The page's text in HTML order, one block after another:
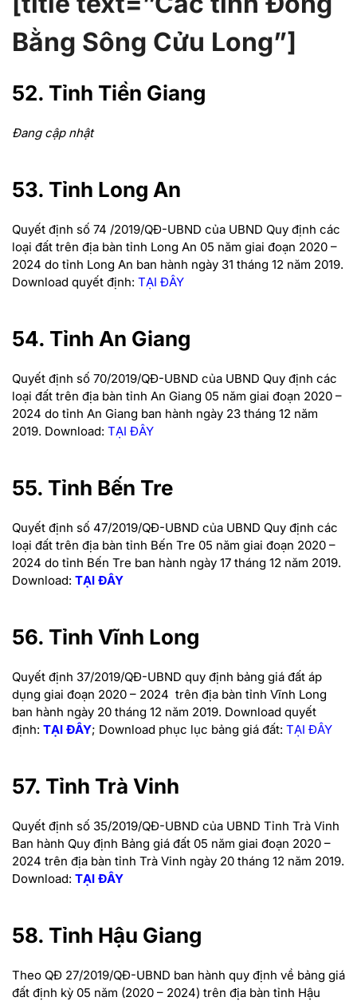
Bằng Sông Cửu Long”]
52. Tỉnh Tiền Giang
Đang cập nhật
53. Tỉnh Long An
Quyết định số 74 /2019/QĐ-UBND của UBND Quy định các
loại đất trên địa bàn tỉnh Long An 05 năm giai đoạn 2020 –
2024 do tỉnh Long An ban hành ngày 31 tháng 12 năm 2019.
Download quyết định: TẠI ĐÂY
54. Tỉnh An Giang
Quyết định số 70/2019/QĐ-UBND của UBND Quy định các
loại đất trên địa bàn tỉnh An Giang 05 năm giai đoạn 2020 –
2024 do tỉnh An Giang ban hành ngày 23 tháng 12 năm
2019. Download: TẠI ĐÂY
55. Tỉnh Bến Tre
Quyết định số 47/2019/QĐ-UBND của UBND Quy định các
loại đất trên địa bàn tỉnh Bến Tre 05 năm giai đoạn 2020 –
2024 do tỉnh Bến Tre ban hành ngày 17 tháng 12 năm 2019.
Download: TẠI ĐÂY
56. Tỉnh Vĩnh Long
Quyết định 37/2019/QĐ-UBND quy định bảng giá đất áp
dụng giai đoạn 2020 – 2024 trên địa bàn tỉnh Vĩnh Long
ban hành ngày 20 tháng 12 năm 2019. Download quyết
định: TẠI ĐÂY; Download phục lục bảng giá đất: TẠI ĐÂY
57. Tỉnh Trà Vinh
Quyết định số 35/2019/QĐ-UBND của UBND Tỉnh Trà Vinh
Ban hành Quy định Bảng giá đất 05 năm giai đoạn 2020 –
2024 trên địa bàn tỉnh Trà Vinh ngày 20 tháng 12 năm 2019.
Download: TẠI ĐÂY
58. Tỉnh Hậu Giang
Theo QĐ 27/2019/QĐ-UBND ban hành quy định về bảng giá
đất định kỳ 05 năm (2020 – 2024) trên địa bàn tỉnh Hậu